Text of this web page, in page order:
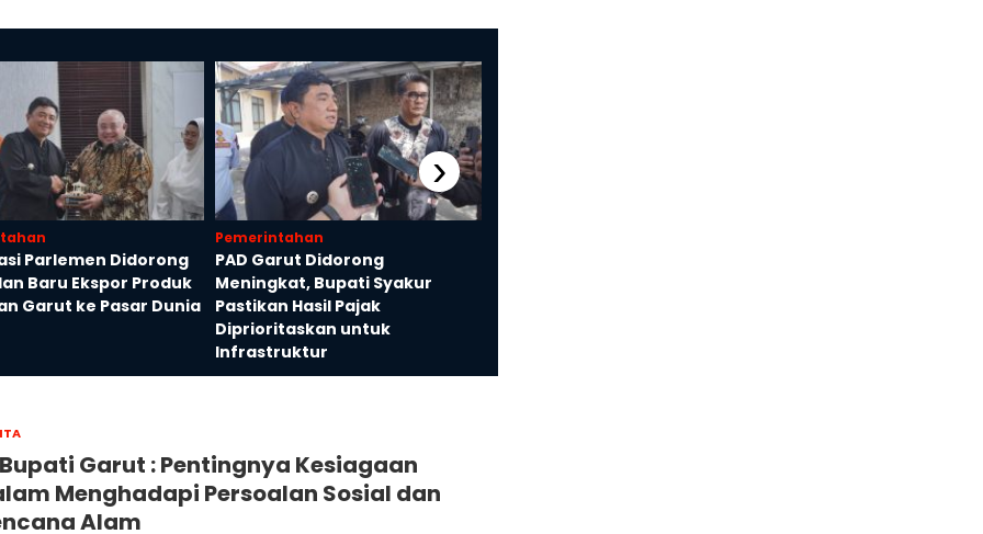
Parlemen Didorong
Baru Ekspor Produk
Garut ke Pasar Dunia
Pemerintahan
PAD Garut Didorong
Meningkat, Bupati Syakur
Pastikan Hasil Pajak
Diprioritaskan untuk
Infrastruktur
›
Garut : Pentingnya Kesiagaan
Menghadapi Persoalan Sosial dan
Alam